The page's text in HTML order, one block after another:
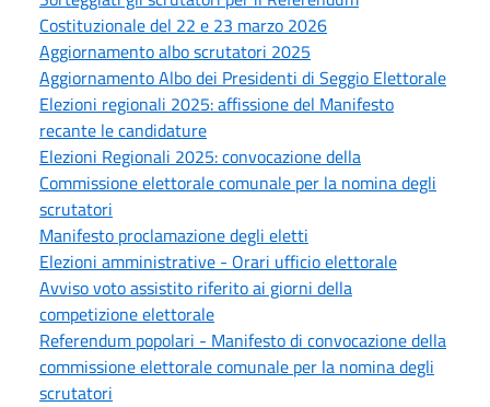
Costituzionale del 22 e 23 marzo 2026
Aggiornamento albo scrutatori 2025
Aggiornamento Albo dei Presidenti di Seggio Elettorale
Elezioni regionali 2025: affissione del Manifesto
recante le candidature
Elezioni Regionali 2025: convocazione della
Commissione elettorale comunale per la nomina degli
scrutatori
Manifesto proclamazione degli eletti
Elezioni amministrative - Orari ufficio elettorale
Avviso voto assistito riferito ai giorni della
competizione elettorale
Referendum popolari - Manifesto di convocazione della
commissione elettorale comunale per la nomina degli
scrutatori